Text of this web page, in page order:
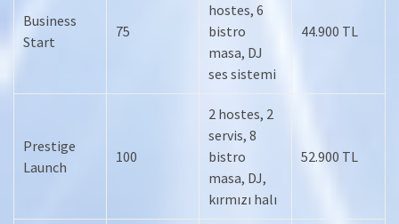
Business
Start
75
hostes, 6
bistro
masa, DJ
ses sistemi
44.900 TL
Prestige
Launch
100
2 hostes, 2
servis, 8
bistro
masa, DJ,
kırmızı halı
52.900 TL